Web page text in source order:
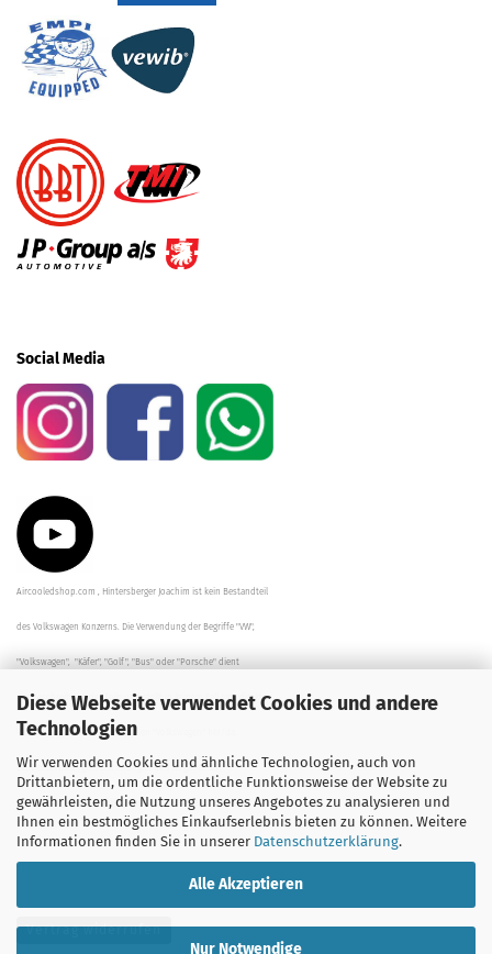
Diese Webseite verwendet Cookies und andere
Technologien
Wir verwenden Cookies und ähnliche Technologien, auch von
Drittanbietern, um die ordentliche Funktionsweise der Website zu
gewährleisten, die Nutzung unseres Angebotes zu analysieren und
Ihnen ein bestmögliches Einkaufserlebnis bieten zu können. Weitere
Informationen finden Sie in unserer Datenschutzerklärung.
Alle Akzeptieren
Nur Notwendige
Social Media
Aircooledshop.com , Hintersberger Joachim ist kein Bestandteil
des Volkswagen Konzerns. Die Verwendung der Begriffe "VW",
"Volkswagen", "Käfer", "Golf", "Bus" oder "Porsche" dient
der Beschreibung der Teile und stellt in keinem Fall eine direkte
Verbindung zu dem Unternehmen "Volkswagen" her/da.
Die Beschreibungen, Zeichnungen und Angaben zur
Verwendung sind sorgfältig überprüft worden.
Vertrag widerrufen